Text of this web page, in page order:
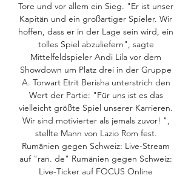
Tore und vor allem ein Sieg. "Er ist unser
Kapitän und ein großartiger Spieler. Wir
hoffen, dass er in der Lage sein wird, ein
tolles Spiel abzuliefern", sagte
Mittelfeldspieler Andi Lila vor dem
Showdown um Platz drei in der Gruppe
A. Torwart Etrit Berisha unterstrich den
Wert der Partie: "Für uns ist es das
vielleicht größte Spiel unserer Karrieren.
Wir sind motivierter als jemals zuvor! ",
stellte Mann von Lazio Rom fest.
Rumänien gegen Schweiz: Live-Stream
auf "ran. de" Rumänien gegen Schweiz:
Live-Ticker auf FOCUS Online